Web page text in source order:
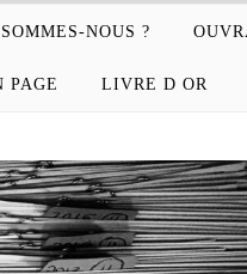
NOUS ?
PAGE LIVRE D OR